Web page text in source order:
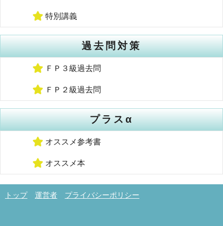
特別講義
過去問対策
ＦＰ３級過去問
ＦＰ２級過去問
プラスα
オススメ参考書
オススメ本
トップ 運営者 プライバシーポリシー